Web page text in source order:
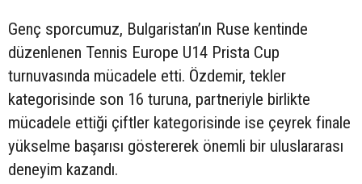
Genç sporcumuz, Bulgaristan’ın Ruse kentinde
düzenlenen Tennis Europe U14 Prista Cup
turnuvasında mücadele etti. Özdemir, tekler
kategorisinde son 16 turuna, partneriyle birlikte
mücadele ettiği çiftler kategorisinde ise çeyrek finale
yükselme başarısı göstererek önemli bir uluslararası
deneyim kazandı.